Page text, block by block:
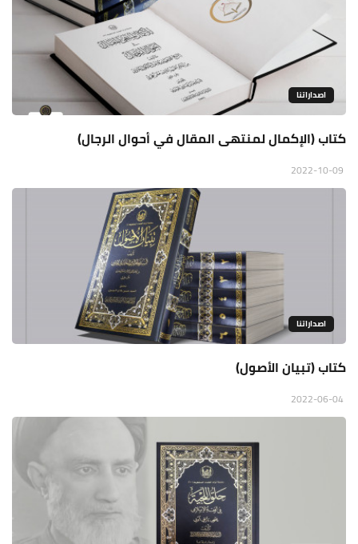
اصداراتنا
كتاب (الإكمال لمنتهى المقال في أحوال الرجال)
اصداراتنا
كتاب (تبيان الأصول)